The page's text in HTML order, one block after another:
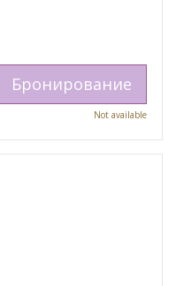
Бронирование
Not available